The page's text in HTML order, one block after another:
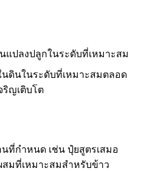
แปลงปลูกในระดับที่เหมาะสม
ดินในระดับที่เหมาะสมตลอด
ริญเติบโต
ที่กำหนด เช่น ปุ๋ยสูตรเสมอ
มที่เหมาะสมสำหรับข้าว